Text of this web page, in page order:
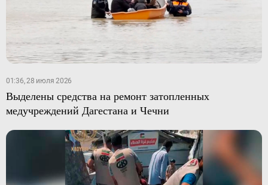
01:36, 28 июля 2026
Выделены средства на ремонт затопленных
медучреждений Дагестана и Чечни